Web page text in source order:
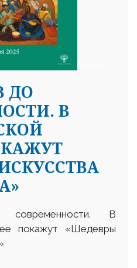
ДО
В
В
покажут «Шедевры